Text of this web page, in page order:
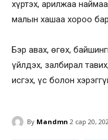
хүртэх, арилжаа
малын хашаа хороо
Бэр авах, өгөх,
үйлдэх, залбирал
исгэх, үс болон
By Mandmn 2 сар 20,